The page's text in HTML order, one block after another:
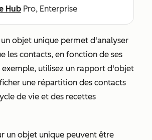
Hub Pro, Enterprise
objet unique permet d'analyser
les contacts, en fonction de ses
exemple, utilisez un rapport d'objet
une répartition des contacts
de vie et des recettes
un objet unique peuvent être